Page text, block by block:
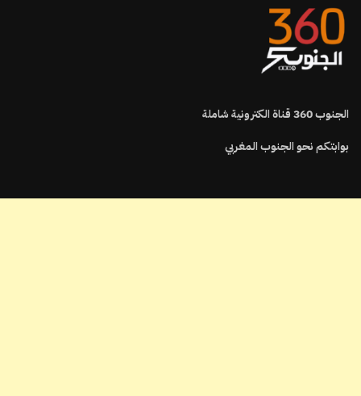
الجنوب360قناة الكترونية شاملة
بوابتكم نحو الجنوب المغربي